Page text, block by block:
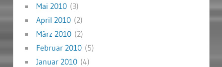
Mai 2010(3)
April 2010(2)
März 2010(2)
Februar 2010(5)
Januar 2010(4)